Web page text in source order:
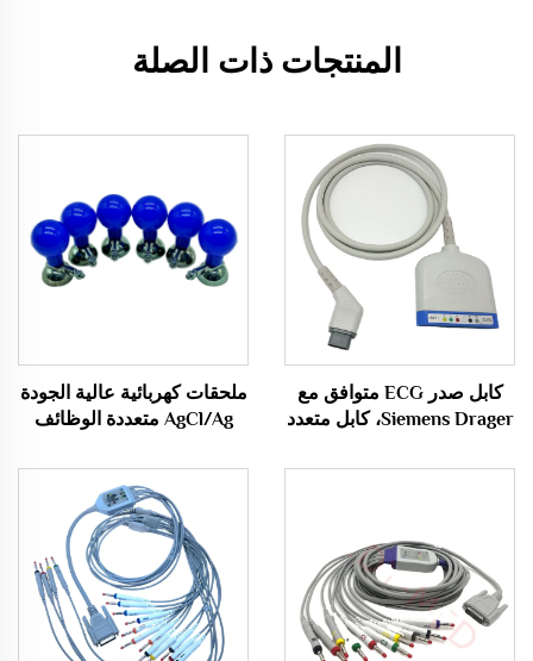
المنتجات ذات الصلة
كابل صدر ECG متوافق مع
Siemens Drager، كابل متعدد
ملحقات كهربائية عالية الجودة
AgCl/Ag متعددة الوظائف
الكهربائية